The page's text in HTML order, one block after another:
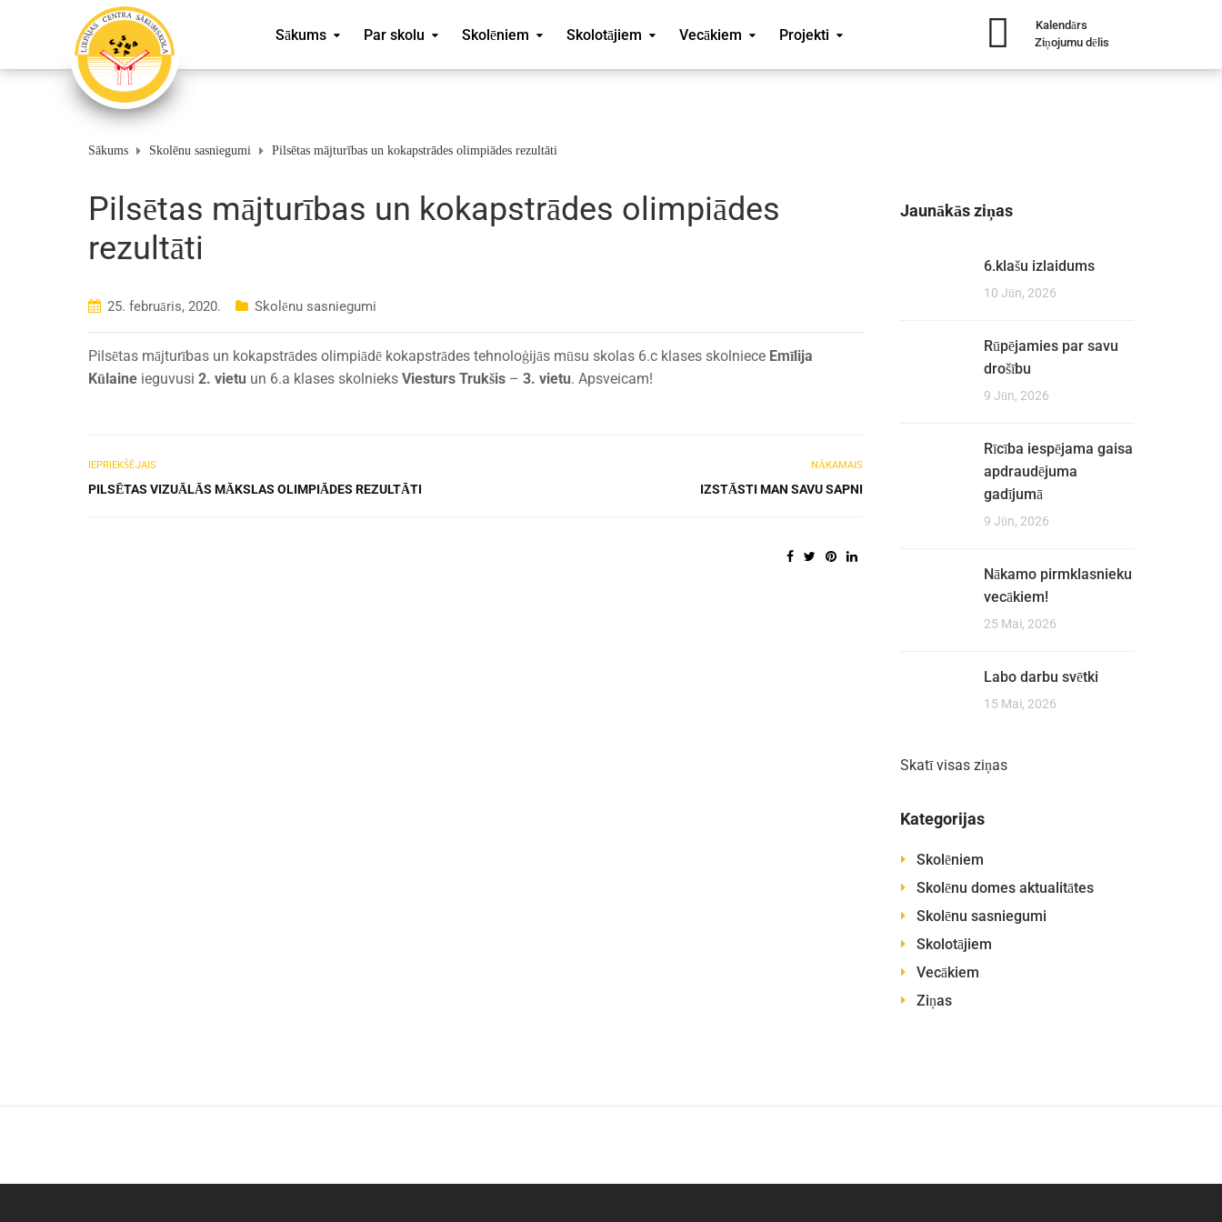
Sākums Par skolu Skolēniem Skolotājiem Vecākiem Projekti
Kalendārs
Ziņojumu dēlis
Sākums Skolēnu sasniegumi Pilsētas mājturības un kokapstrādes olimpiādes rezultāti
Pilsētas mājturības un kokapstrādes olimpiādes
rezultāti
25. februāris, 2020. Skolēnu sasniegumi
Pilsētas mājturības un kokapstrādes olimpiādē kokapstrādes tehnoloģijās mūsu skolas 6.c klases skolniece Emīlija
Kūlaine ieguvusi 2. vietu un 6.a klases skolnieks Viesturs Trukšis – 3. vietu. Apsveicam!
IEPRIEKŠĒJAIS
PILSĒTAS VIZUĀLĀS MĀKSLAS OLIMPIĀDES REZULTĀTI
NĀKAMAIS
IZSTĀSTI MAN SAVU SAPNI
Jaunākās ziņas
6.klašu izlaidums
10 Jūn, 2026
Rūpējamies par savu
drošību
9 Jūn, 2026
Rīcība iespējama gaisa
apdraudējuma
gadījumā
9 Jūn, 2026
Nākamo pirmklasnieku
vecākiem!
25 Mai, 2026
Labo darbu svētki
15 Mai, 2026
Skatī visas ziņas
Kategorijas
Skolēniem
Skolēnu domes aktualitātes
Skolēnu sasniegumi
Skolotājiem
Vecākiem
Ziņas